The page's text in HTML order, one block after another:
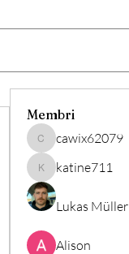
Membri
cawix62079
cawix62079
katine711
katine711
Lukas Müller
Alison